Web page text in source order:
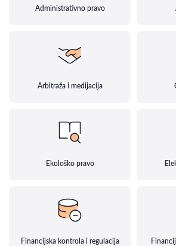
Administrativno pravo
Arbitraža i medijacija
Ekološko pravo
Financijska kontrola i regulacija